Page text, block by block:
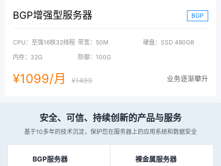
BGP增强型服务器 BGP
CPU：至强16核32线程 带宽：50M
硬盘：SSD 480GB
内存：32G
防御：100G
¥1099/月 ¥1499 业务逐渐攀升
安全、可信、持续创新的产品与服务
基于10多年的技术沉淀，保护您在服务器上的应用系统和数据安全
BGP服务器 裸金属服务器